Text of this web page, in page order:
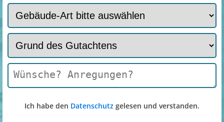
Ich habe den Datenschutz gelesen und verstanden.